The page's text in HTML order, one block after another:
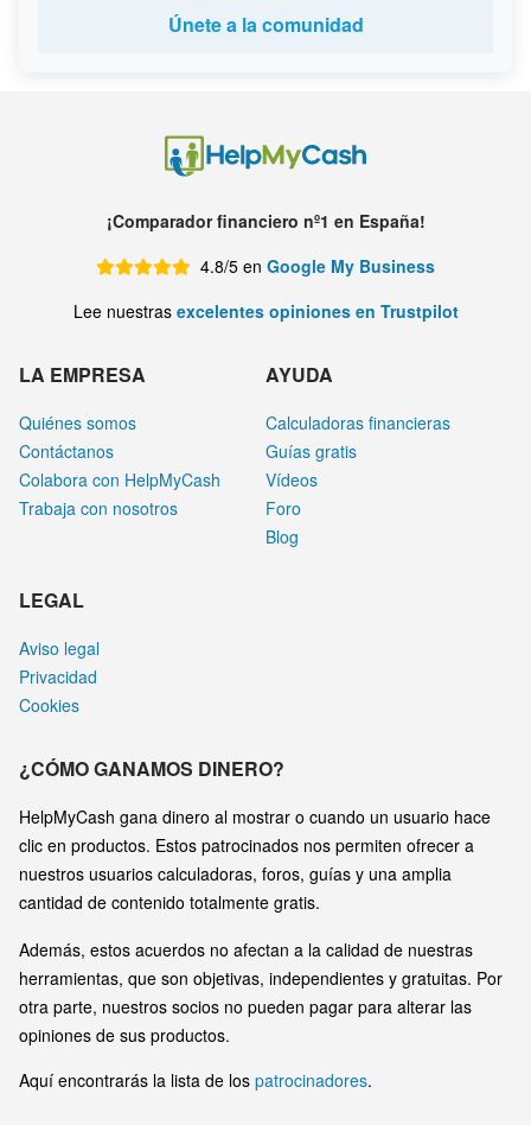
Únete a la comunidad
¡Comparador financiero nº1 en España!
4.8/5 en Google My Business
Lee nuestras excelentes opiniones en Trustpilot
LA EMPRESA
Quiénes somos
Contáctanos
Colabora con HelpMyCash
Trabaja con nosotros
AYUDA
Calculadoras financieras
Guías gratis
Vídeos
Foro
Blog
LEGAL
Aviso legal
Privacidad
Cookies
¿CÓMO GANAMOS DINERO?
HelpMyCash gana dinero al mostrar o cuando un usuario hace
clic en productos. Estos patrocinados nos permiten ofrecer a
nuestros usuarios calculadoras, foros, guías y una amplia
cantidad de contenido totalmente gratis.
Además, estos acuerdos no afectan a la calidad de nuestras
herramientas, que son objetivas, independientes y gratuitas. Por
otra parte, nuestros socios no pueden pagar para alterar las
opiniones de sus productos.
Aquí encontrarás la lista de los patrocinadores.